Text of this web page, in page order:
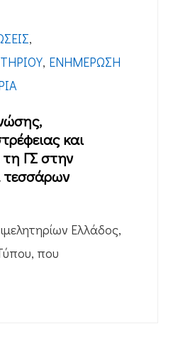
,
, ΕΝΗΜΈΡΩΣΗ
και
ΓΣ στην
τεσσάρων
Ελλάδος,
που